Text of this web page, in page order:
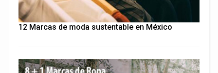
12 Marcas de moda sustentable en México